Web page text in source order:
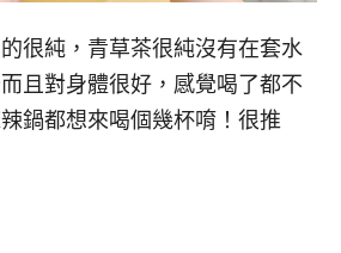
很純，青草茶很純沒有在套水
且對身體很好，感覺喝了都不
鍋都想來喝個幾杯唷！很推